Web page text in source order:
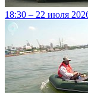
18:30 – 22 июля